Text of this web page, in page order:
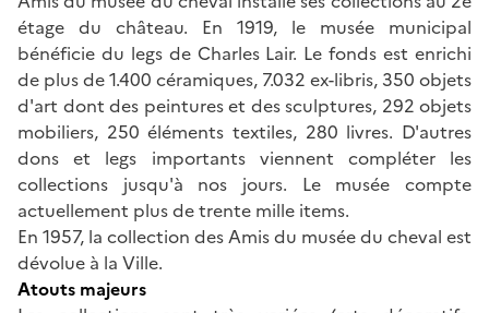
étage du château. En 1919, le musée municipal
bénéficie du legs de Charles Lair. Le fonds est enrichi
de plus de 1.400 céramiques, 7.032 ex-libris, 350 objets
d'art dont des peintures et des sculptures, 292 objets
mobiliers, 250 éléments textiles, 280 livres. D'autres
dons et legs importants viennent compléter les
collections jusqu'à nos jours. Le musée compte
actuellement plus de trente mille items.
En 1957, la collection des Amis du musée du cheval est
dévolue à la Ville.
Atouts majeurs